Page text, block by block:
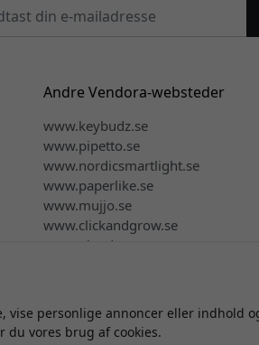
Andre Vendora-websteder
www.keybudz.se
www.pipetto.se
www.nordicsmartlight.se
www.paperlike.se
www.mujjo.se
www.clickandgrow.se
www.plaud.se
© 2026 Vendora Nordic - Officiel
personlige annoncer eller indhold
du vores brug af cookies.